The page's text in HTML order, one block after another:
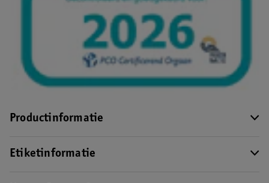
Productinformatie
Etiketinformatie